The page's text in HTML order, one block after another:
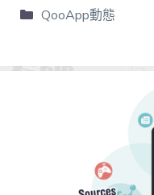
QooApp動態